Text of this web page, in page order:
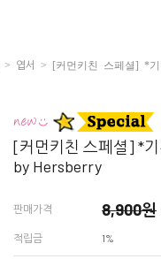
> 엽서 > [커먼키친 스페셜] *기
[커먼키친 스페셜] *
by Hersberry
판매가격 8,900원
적립금 1%